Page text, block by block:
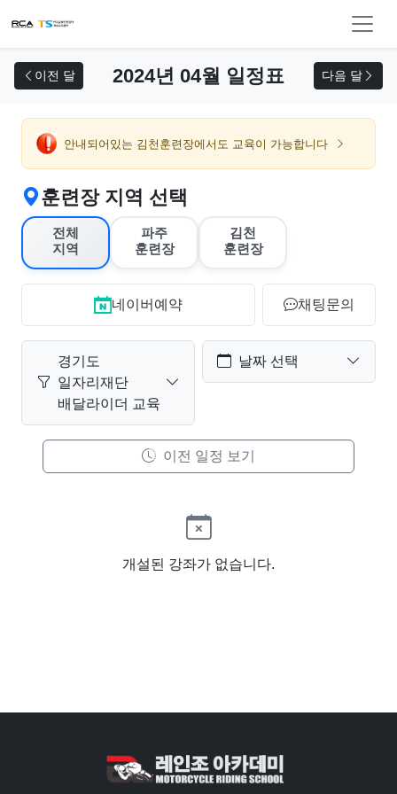
이전 달 2024년 04월 일정표 다음 달
안내되어있는 김천훈련장에서도 교육이 가능합니다
훈련장 지역 선택
전체
지역
파주
훈련장
김천
훈련장
네이버예약 채팅문의
경기도
일자리재단
배달라이더 교육
날짜 선택
이전 일정 보기
개설된 강좌가 없습니다.